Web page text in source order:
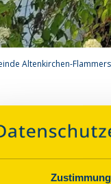
Zustimmung
Altenkirchen-